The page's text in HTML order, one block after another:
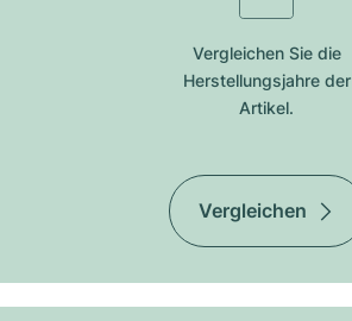
Vergleichen Sie die
Herstellungsjahre der
Artikel.
Vergleichen